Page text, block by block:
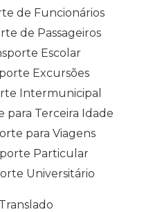
de Funcionários
de Passageiros
Escolar
Excursões
Intermunicipal
para Terceira Idade
para Viagens
Particular
Universitário